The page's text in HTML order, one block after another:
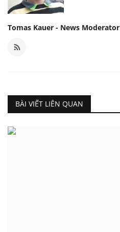
Tomas Kauer - News Moderator
BÀI VIẾT LIÊN QUAN